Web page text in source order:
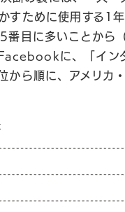
すために使用する1
番目に多いことから
に、「イン
から順に、アメリカ